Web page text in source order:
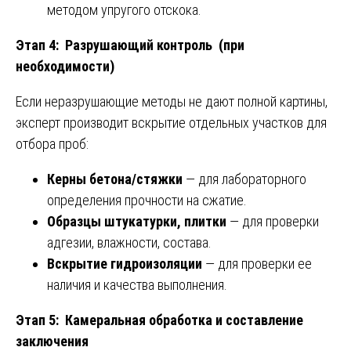
методом упругого отскока.
Этап 4: Разрушающий контроль (при
необходимости)
Если неразрушающие методы не дают полной картины,
эксперт производит вскрытие отдельных участков для
отбора проб:
Керны бетона/стяжки — для лабораторного
определения прочности на сжатие.
Образцы штукатурки, плитки — для проверки
адгезии, влажности, состава.
Вскрытие гидроизоляции — для проверки ее
наличия и качества выполнения.
Этап 5: Камеральная обработка и составление
заключения